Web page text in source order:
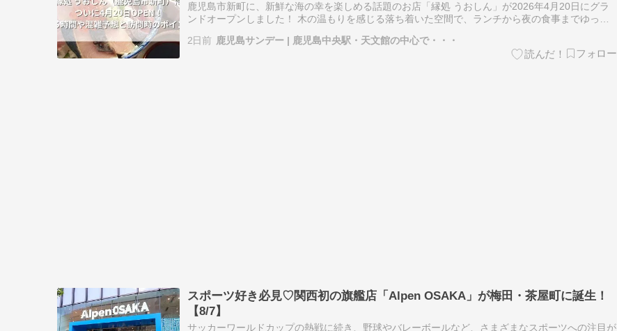
鹿児島市新町に、新鮮な海の幸を楽しめる話題のお店「縁処 うおしん」が2026年4月20日にグラ
ンドオープンしました！ 木の温もりを感じる落ち着いた空間で、ランチから夜の食事までゆった
す。これか…
2日前 鹿児島サンデー | 鹿児島中央駅・天文館の中心で・・・
スポーツ好き必見♡関西初の旗艦店「Alpen OSAKA」が梅田・茶屋町に誕生！
【8/7】
サッカーワールドカップの熱戦に続き、野球やバレーボールなど、さまざまなスポーツへの注目が